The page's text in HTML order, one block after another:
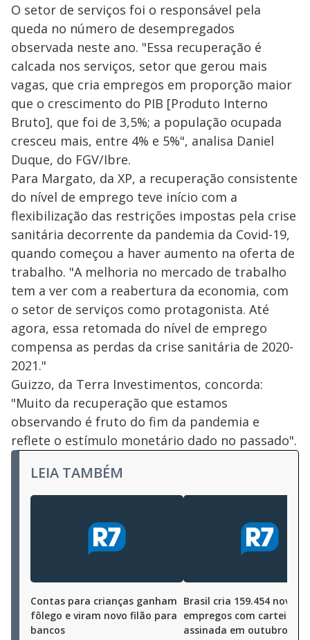
O setor de serviços foi o responsável pela
queda no número de desempregados
observada neste ano. "Essa recuperação é
calcada nos serviços, setor que gerou mais
vagas, que cria empregos em proporção maior
que o crescimento do PIB [Produto Interno
Bruto], que foi de 3,5%; a população ocupada
cresceu mais, entre 4% e 5%", analisa Daniel
Duque, do FGV/Ibre.
Para Margato, da XP, a recuperação consistente
do nível de emprego teve início com a
flexibilização das restrições impostas pela crise
sanitária decorrente da pandemia da Covid-19,
quando começou a haver aumento na oferta de
trabalho. "A melhoria no mercado de trabalho
tem a ver com a reabertura da economia, com
o setor de serviços como protagonista. Até
agora, essa retomada do nível de emprego
compensa as perdas da crise sanitária de 2020-
2021."
Guizzo, da Terra Investimentos, concorda:
"Muito da recuperação que estamos
observando é fruto do fim da pandemia e
reflete o estímulo monetário dado no passado".
LEIA TAMBÉM
Contas para crianças ganham
fôlego e viram novo filão para
bancos
Brasil cria 159.454 novos
empregos com carteira
assinada em outubro